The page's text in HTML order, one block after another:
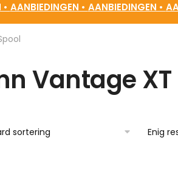
AANBIEDINGEN • AANBIEDINGEN •
Vantage
Enig